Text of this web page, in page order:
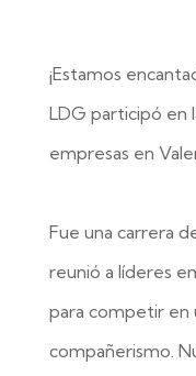
¡Estamos
LDG participó en
empresas en
Fue una carrera
reunió a líderes
para competir
compañerismo.